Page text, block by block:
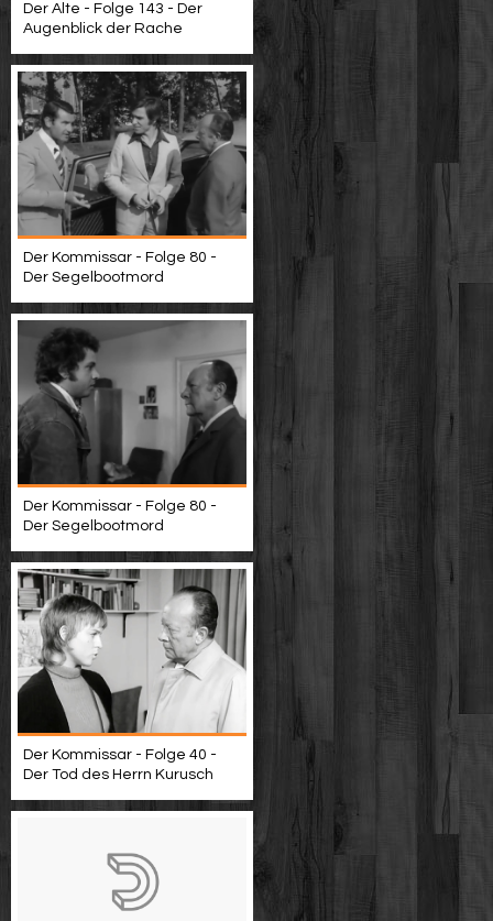
Der Alte - Folge 143 - Der
Augenblick der Rache
Der Kommissar - Folge 80 -
Der Segelbootmord
Der Kommissar - Folge 80 -
Der Segelbootmord
Der Kommissar - Folge 40 -
Der Tod des Herrn Kurusch